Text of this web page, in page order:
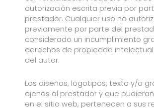
autorización escrita previa por
prestador. Cualquier uso no
previamente por parte del
considerado un incumplimiento
derechos de propiedad
del autor.
Los diseños, logotipos, texto y/o
ajenos al prestador y que
en el sitio web, pertenecen a sus